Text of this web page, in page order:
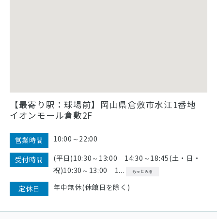
【最寄り駅：球場前】岡山県倉敷市水江1番地
イオンモール倉敷2F
営業時間 10:00～22:00
受付時間
(平日)10:30～13:00 14:30～18:45(土・日・
祝)10:30～13:00 1...
もっとみる
定休日 年中無休(休館日を除く)